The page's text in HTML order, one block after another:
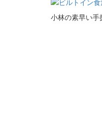
小林の素早い